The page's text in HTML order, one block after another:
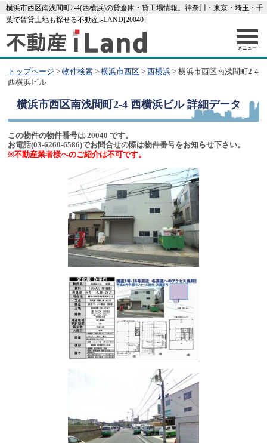
横浜市西区南浅間町2-4(西横浜)の貸倉庫・貸工場情報。神奈川・東京・埼玉・千
葉で賃貸土地も探せる不動産i-LAND[20040]
トップページ > 物件検索> 横浜市西区> 西横浜> 横浜市西区南浅間町2-4
西横浜ビル
横浜市西区南浅間町2-4 西横浜ビル詳細データ
この物件の物件番号は 20040 です。
お電話(03-6260-6586)でお問合せの際は物件番号をお知らせ下さい。
※不動産業者様へのご紹介は不可です。